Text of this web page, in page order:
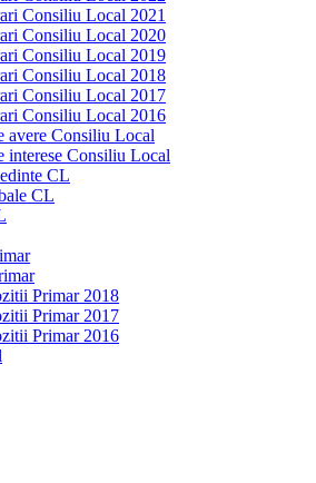
Consiliu Local 2021
Consiliu Local 2020
Consiliu Local 2019
Consiliu Local 2018
Consiliu Local 2017
Consiliu Local 2016
avere Consiliu Local
interese Consiliu Local
CL
CL
Primar 2018
Primar 2017
Primar 2016